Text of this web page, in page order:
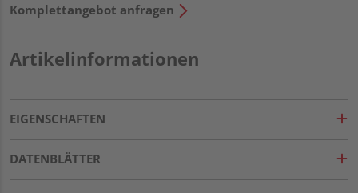
Komplettangebot anfragen
Artikelinformationen
EIGENSCHAFTEN
DATENBLÄTTER